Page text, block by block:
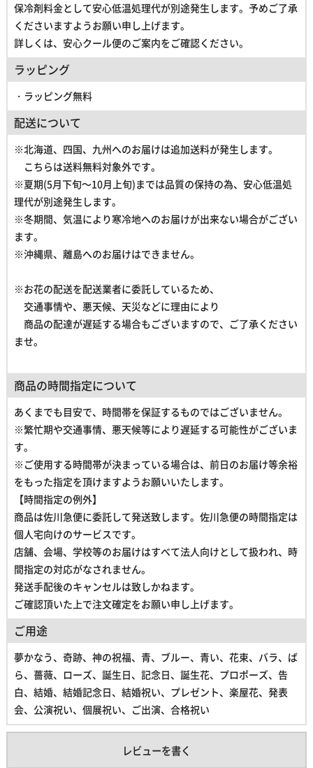
保冷剤料金として安心低温処理代が別途発生します。予めご了承
くださいますようお願い申し上げます。
詳しくは、安心クール便のご案内をご確認ください。
ラッピング
・ラッピング無料
配送について
※北海道、四国、九州へのお届けは追加送料が発生します。
こちらは送料無料対象外です。
※夏期(5月下旬～10月上旬)までは品質の保持の為、 安心低温処
理代が別途発生します。
※冬期間、気温により寒冷地へのお届けが出来ない場合がござい
ます。
※沖縄県、離島へのお届けはできません。
※お花の配送を配送業者に委託しているため、
交通事情や、悪天候、天災などに理由により
商品の配達が遅延する場合もございますので、ご了承ください
ませ。
商品の時間指定について
あくまでも目安で、時間帯を保証するものではございません。
※繁忙期や交通事情、悪天候等により遅延する可能性がございま
す。
※ご使用する時間帯が決まっている場合は、前日のお届け等余裕
をもった指定を頂けますようお願いいたします。
【時間指定の例外】
商品は佐川急便に委託して発送致します。佐川急便の時間指定は
個人宅向けのサービスです。
店舗、会場、学校等のお届けはすべて法人向けとして扱われ、 時
間指定の対応がなされません。
発送手配後のキャンセルは致しかねます。
ご確認頂いた上で注文確定をお願い申し上げます。
ご用途
夢かなう、奇跡、神の祝福、青、ブルー、青い、花束、バラ、ば
ら、薔薇、ローズ、誕生日、記念日、誕生花、プロポーズ、告
白、結婚、結婚記念日、結婚祝い、プレゼント、楽屋花、発表
会、公演祝い、個展祝い、ご出演、合格祝い
レビューを書く